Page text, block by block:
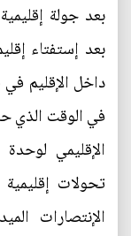
بعد جولة
بعد إستفتاء
داخل الإقليم
في الوقت الذي
الإقليمي
تحولات
الإنتصارات